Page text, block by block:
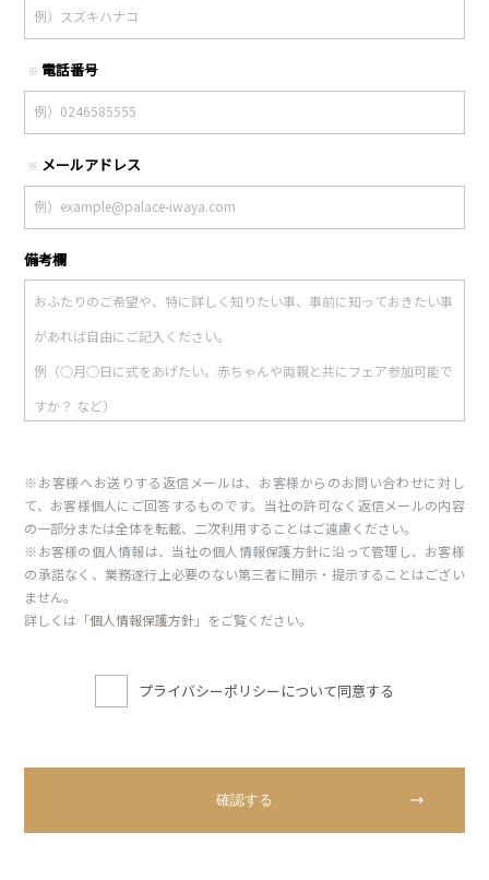
※ 電話番号
※ メールアドレス
備考欄
※お客様へお送りする返信メールは、お客様からのお問い合わせに対し
て、お客様個人にご回答するものです。当社の許可なく返信メールの内容
の一部分または全体を転載、二次利用することはご遠慮ください。
※お客様の個人情報は、当社の個人情報保護方針に沿って管理し、お客様
の承諾なく、業務遂行上必要のない第三者に開示・提示することはござい
ません。
詳しくは「個人情報保護方針」をご覧ください。
プライバシーポリシーについて同意する